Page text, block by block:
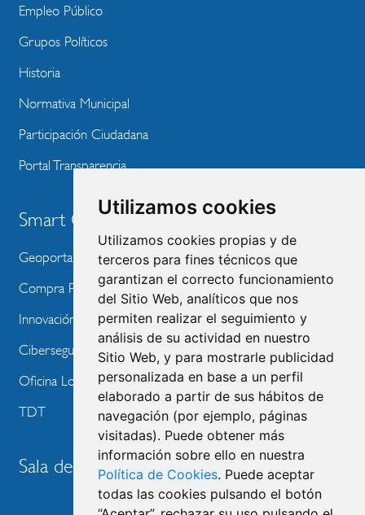
Utilizamos cookies
Utilizamos cookies propias y de
terceros para fines técnicos que
garantizan el correcto funcionamiento
del Sitio Web, analíticos que nos
permiten realizar el seguimiento y
análisis de su actividad en nuestro
Sitio Web, y para mostrarle publicidad
personalizada en base a un perfil
elaborado a partir de sus hábitos de
navegación (por ejemplo, páginas
visitadas). Puede obtener más
información sobre ello en nuestra
Política de Cookies. Puede aceptar
todas las cookies pulsando el botón
Empleo Público
Grupos Políticos
Historia
Normativa Municipal
Participación Ciudadana
Portal Transparencia
Smart City
Geoportal
Compra Pública de Innovación
Innovación Tecnológica
Ciberseguridad
Oficina Local de Ayudas Públicas
TDT
Sala de prensa